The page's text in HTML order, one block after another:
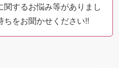
するお悩み等がありまし
をお聞かせください!!